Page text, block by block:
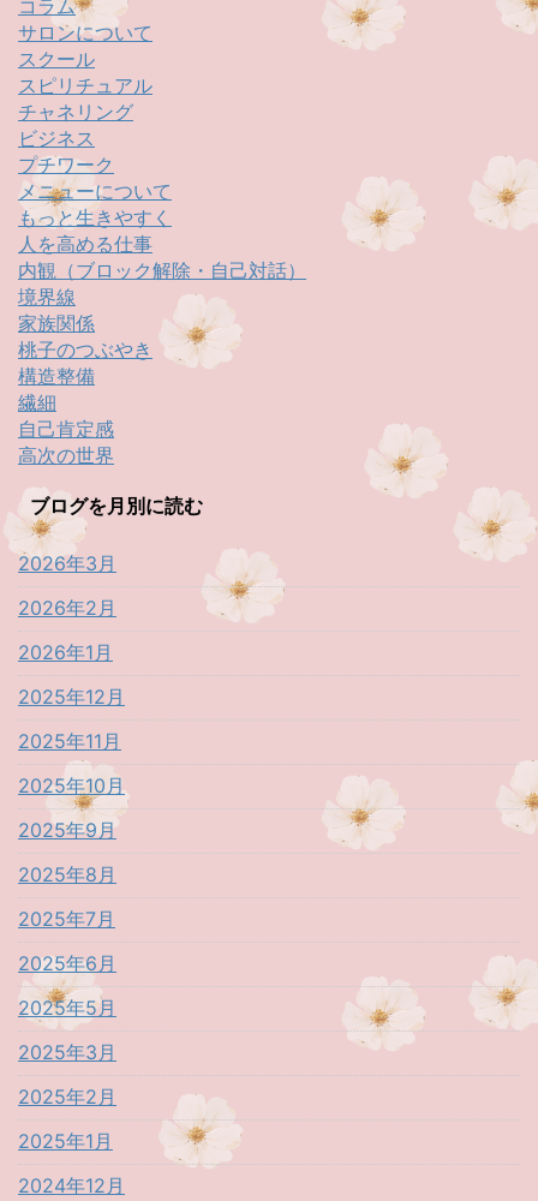
コラム
サロンについて
スクール
スピリチュアル
チャネリング
ビジネス
プチワーク
メニューについて
もっと生きやすく
人を高める仕事
内観（ブロック解除・自己対話）
境界線
家族関係
桃子のつぶやき
構造整備
繊細
自己肯定感
高次の世界
ブログを月別に読む
2026年3月
2026年2月
2026年1月
2025年12月
2025年11月
2025年10月
2025年9月
2025年8月
2025年7月
2025年6月
2025年5月
2025年3月
2025年2月
2025年1月
2024年12月